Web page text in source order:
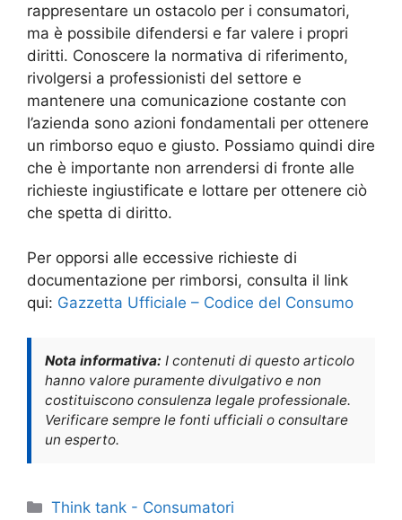
rappresentare un ostacolo per i consumatori,
ma è possibile difendersi e far valere i propri
diritti. Conoscere la normativa di riferimento,
rivolgersi a professionisti del settore e
mantenere una comunicazione costante con
l’azienda sono azioni fondamentali per ottenere
un rimborso equo e giusto. Possiamo quindi dire
che è importante non arrendersi di fronte alle
richieste ingiustificate e lottare per ottenere ciò
che spetta di diritto.
Per opporsi alle eccessive richieste di
documentazione per rimborsi, consulta il link
qui: Gazzetta Ufficiale – Codice del Consumo
Nota informativa: I contenuti di questo articolo
hanno valore puramente divulgativo e non
costituiscono consulenza legale professionale.
Verificare sempre le fonti ufficiali o consultare
un esperto.
Categorie
Think tank - Consumatori